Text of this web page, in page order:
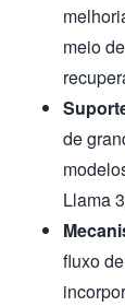
meio
de
Llama
fluxo